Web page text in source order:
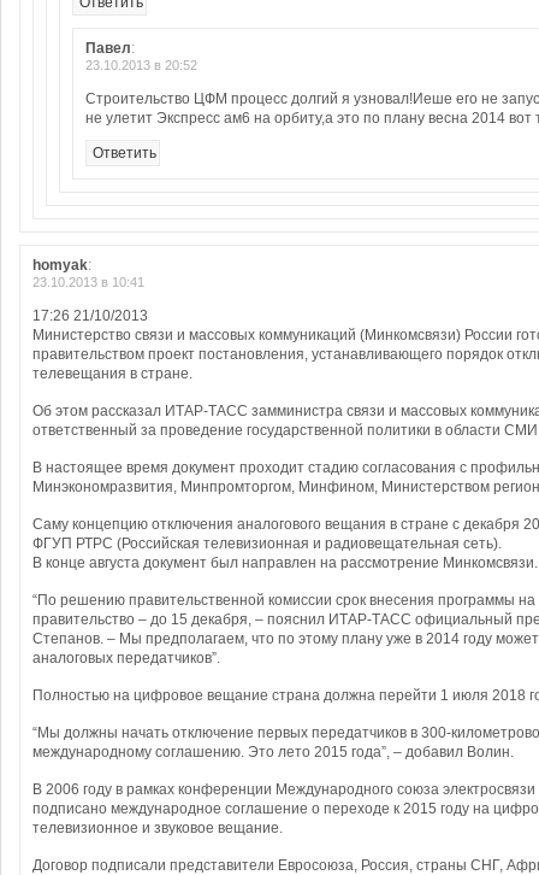
Павел:
23.10.2013 в 20:52
Cтроительство ЦФМ процесс долгий я узновал!Иеше его не
не улетит Экспресс ам6 на орбиту,а это по плану весна 2014 вот
Ответить
homyak:
23.10.2013 в 10:41
17:26 21/10/2013
Министерство связи и массовых коммуникаций (Минкомсвязи) России
правительством проект постановления, устанавливающего порядок
телевещания в стране.
Об этом рассказал ИТАР-ТАСС замминистра связи и массовых
ответственный за проведение государственной политики в области
В настоящее время документ проходит стадию согласования с
Минэкономразвития, Минпромторгом, Минфином, Министерством
Саму концепцию отключения аналогового вещания в стране с декабря
ФГУП РТРС (Российская телевизионная и радиовещательная сеть).
В конце августа документ был направлен на рассмотрение Минкомсвязи.
“По решению правительственной комиссии срок внесения программы
правительство – до 15 декабря, – пояснил ИТАР-ТАСС официальный
Степанов. – Мы предполагаем, что по этому плану уже в 2014 году
аналоговых передатчиков”.
Полностью на цифровое вещание страна должна перейти 1 июля 2018
“Мы должны начать отключение первых передатчиков в 300-
международному соглашению. Это лето 2015 года”, – добавил Волин.
В 2006 году в рамках конференции Международного союза
подписано международное соглашение о переходе к 2015 году на
телевизионное и звуковое вещание.
Договор подписали представители Евросоюза, Россия, страны СНГ,